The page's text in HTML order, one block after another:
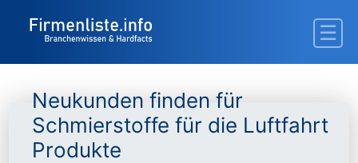
Neukunden finden für
Schmierstoffe für die Luftfahrt
Produkte